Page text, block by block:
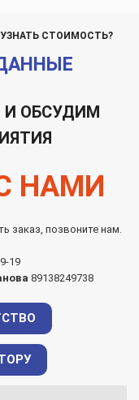
СТОИМОСТЬ?
ОБСУДИМ
НАМИ
заказ, позвоните нам.
19
89138249738